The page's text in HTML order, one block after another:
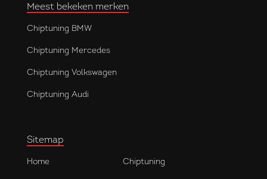
Meest bekeken merken
Chiptuning BMW
Chiptuning Mercedes
Chiptuning Volkswagen
Chiptuning Audi
Sitemap
Home Chiptuning